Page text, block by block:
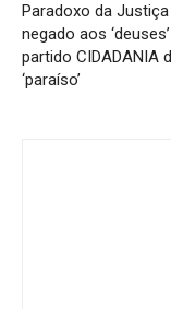
Paradoxo da
negado aos
partido CIDADANIA
‘paraíso’